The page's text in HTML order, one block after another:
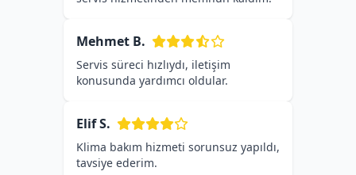
Mehmet B.
Servis süreci hızlıydı, iletişim
konusunda yardımcı oldular.
Elif S.
Klima bakım hizmeti sorunsuz yapıldı,
tavsiye ederim.